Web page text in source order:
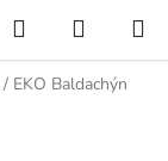
Hľadať
KOŠÍK
/ EKO Baldachýn